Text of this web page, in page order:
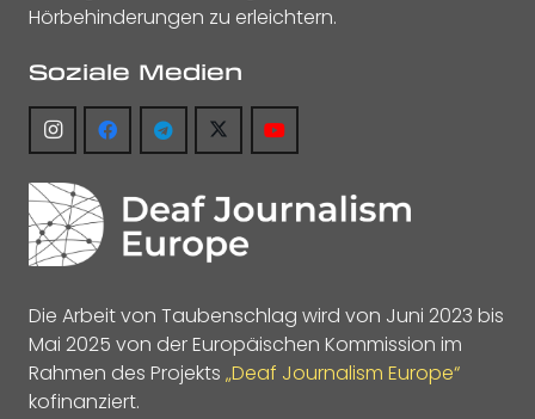
Hörbehinderungen zu erleichtern.
Soziale Medien
Die Arbeit von Taubenschlag wird von Juni 2023 bis
Mai 2025 von der Europäischen Kommission im
Rahmen des Projekts „Deaf Journalism Europe“
kofinanziert.